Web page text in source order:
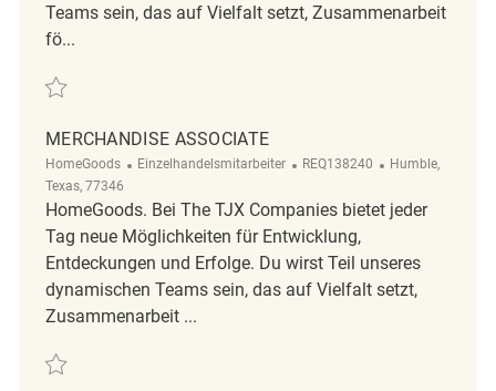
Teams sein, das auf Vielfalt setzt, Zusammenarbeit
fö...
Retten Merchandise Associate REQ141976
MERCHANDISE ASSOCIATE
HomeGoods Kategorie
Einzelhandelsmitarbeiter ReqId
REQ138240 Ort
Humble,
Texas, 77346
HomeGoods. Bei The TJX Companies bietet jeder
Tag neue Möglichkeiten für Entwicklung,
Entdeckungen und Erfolge. Du wirst Teil unseres
dynamischen Teams sein, das auf Vielfalt setzt,
Zusammenarbeit ...
Retten Merchandise Associate REQ138240